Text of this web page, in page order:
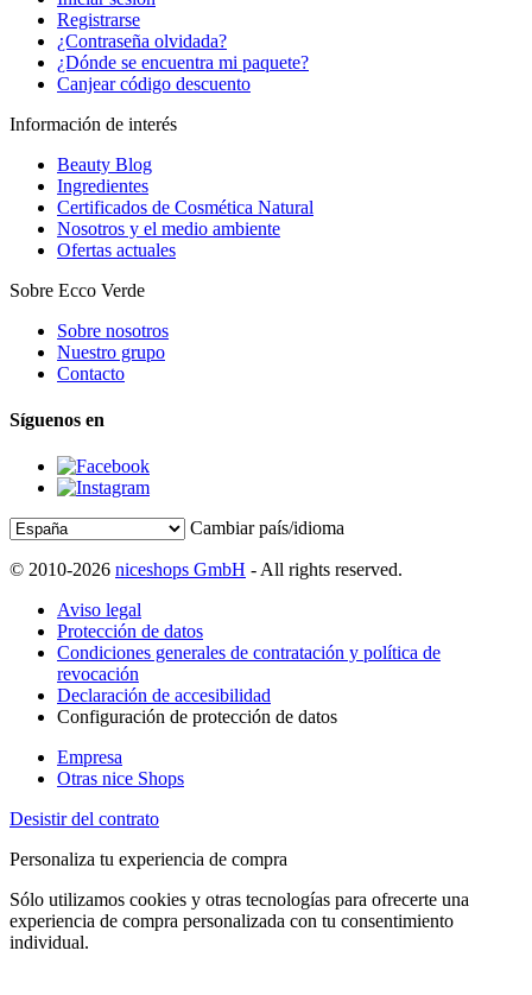
Registrarse
¿Contraseña olvidada?
¿Dónde se encuentra mi paquete?
Canjear código descuento
Información de interés
Beauty Blog
Ingredientes
Certificados de Cosmética Natural
Nosotros y el medio ambiente
Ofertas actuales
Sobre Ecco Verde
Sobre nosotros
Nuestro grupo
Contacto
Síguenos en
Cambiar país/idioma
© 2010-2026 niceshops GmbH - All rights reserved.
Aviso legal
Protección de datos
Condiciones generales de contratación y política de
revocación
Declaración de accesibilidad
Configuración de protección de datos
Empresa
Otras nice Shops
Desistir del contrato
Personaliza tu experiencia de compra
Sólo utilizamos cookies y otras tecnologías para ofrecerte una
experiencia de compra personalizada con tu consentimiento
individual.